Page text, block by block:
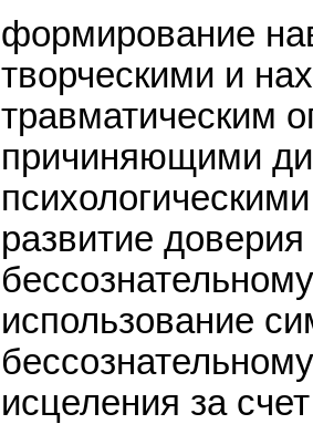
формирование
творческими и
травматическим
причиняющими
развитие
использование
исцеления за